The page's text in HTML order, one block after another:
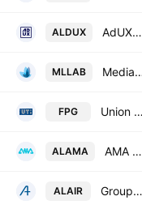
ALDUX AdUX SA
MLLAB Media
FPG Union Technologies Informatique Group SA
ALAMA AMA Corporation Plc
ALAIR Groupe Airwell SAS